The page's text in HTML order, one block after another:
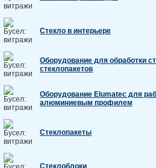
Стекло в интерьере
Оборудование для обработки
стеклопакетов
Оборудование Elumatec для
алюминиевым профилем
Стеклопакеты
Стеклоблоки